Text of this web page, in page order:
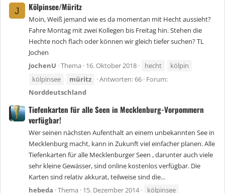
J Kölpinsee/Müritz
Moin, Weiß jemand wie es da momentan mit Hecht aussieht?
Fahre Montag mit zwei Kollegen bis Freitag hin. Stehen die
Hechte noch flach oder können wir gleich tiefer suchen? TL
Jochen
JochenU Thema 16. Oktober 2018 hecht
kölpin
kölpinsee
müritz Antworten: 66 Forum:
Norddeutschland
Tiefenkarten für alle Seen in Mecklenburg-Vorpommern
verfügbar!
Wer seinen nächsten Aufenthalt an einem unbekannten See in
Mecklenburg macht, kann in Zukunft viel einfacher planen. Alle
Tiefenkarten für alle Mecklenburger Seen , darunter auch viele
sehr kleine Gewässer, sind online kostenlos verfügbar. Die
Karten sind relativ akkurat, teilweise sind die...
hebeda Thema 15. Dezember 2014
kölpinsee